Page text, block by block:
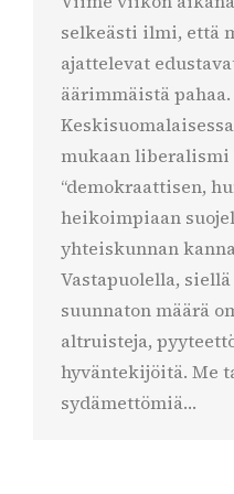
selkeästi ilmi, että
ajattelevat
äärimmäistä
mukaan
“demokraattisen,
heikoimpiaan
yhteiskunnan
Vastapuolella,
suunnaton määrä
altruisteja,
hyväntekijöitä. Me
sydämettömiä…